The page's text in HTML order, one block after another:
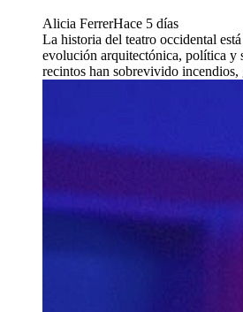
Alicia FerrerHace 5 días
La historia del teatro occidental
evolución arquitectónica, política y
recintos han sobrevivido incendios,